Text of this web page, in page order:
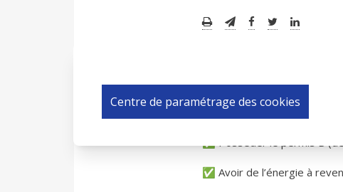
Le profil recherché doit :
✅ Être disponible du 30
✅ Posséder le permis B
✅ Avoir de l’énergie à
Centre de paramétrage des cookies